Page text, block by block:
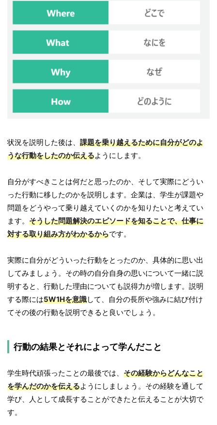
状況を説明した後は、 課題を乗り越えるために自分がどのよ
うな行動をしたのか伝えるようにします。
自分がすべきことは何だと思ったのか、そして実際にどうい
った行動に移したのかを説明します。企業は、学生が課題や
問題をどうやって乗り越えていくのかを知りたいと考えてい
ます。 そうした問題解決のエピソードを知ることで、仕事に
対する取り組み方がわかるからです。
実際に自分がどういった行動をとったのか、具体的に思い出
してみましょう。その時の自分自身の思いについて一緒に説
明すると、行動した理由についても説得力が増します。説明
する際には5W1Hを意識して、自分の長所や強みに結び付け
てその後の行動を説明できると良いでしょう。
行動の結果とそれによって学んだこと
学生時代頑張ったことの最後では、 その経験からどんなこと
を学んだのかを伝えるようにしましょう。その経験を通して
学び、人として成長することができたと伝えることが大切で
す。